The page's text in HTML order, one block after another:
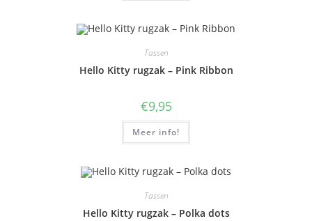
Tassen
Hello Kitty rugzak – Pink Ribbon
€9,95
Meer info!
Tassen
Hello Kitty rugzak – Polka dots